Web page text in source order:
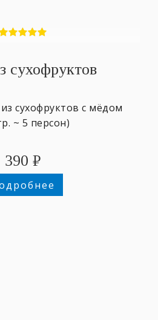
сухофруктов
сухофруктов с мёдом
~ 5 персон)
390 ₽